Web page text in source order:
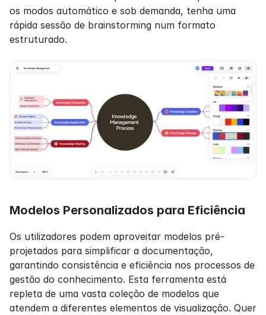
os modos automático e sob demanda, tenha uma
rápida sessão de brainstorming num formato
estruturado.
Modelos Personalizados para Eficiência
Os utilizadores podem aproveitar modelos pré-
projetados para simplificar a documentação,
garantindo consistência e eficiência nos processos de
gestão do conhecimento. Esta ferramenta está
repleta de uma vasta coleção de modelos que
atendem a diferentes elementos de visualização. Quer